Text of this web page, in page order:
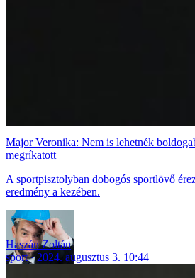
Major Veronika: Nem is lehetnék
megríkatott
A sportpisztolyban dobogós sportlövő
eredmény a kezében.
Haszán Zoltán
sport
2024. augusztus 3. 10:44